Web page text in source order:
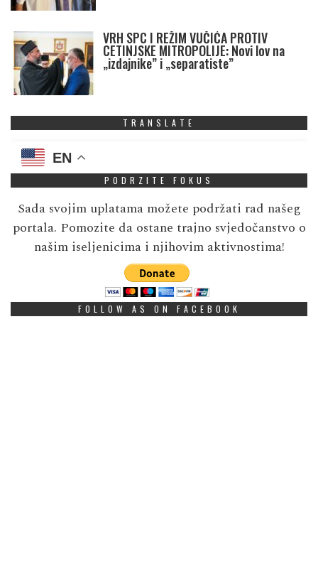
VRH SPC I REŽIM VUČIĆA PROTIV
CETINJSKE MITROPOLIJE: Novi lov na
„izdajnike” i „separatiste”
TRANSLATE
EN
PODRZITE FOKUS
Sada svojim uplatama možete podržati rad našeg
portala. Pomozite da ostane trajno svjedočanstvo o
našim iseljenicima i njihovim aktivnostima!
FOLLOW AS ON FACEBOOK